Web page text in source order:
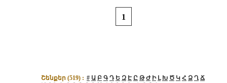
1
Շենքեր (519) : # Ա Բ Գ Դ Ե Զ Է Ը Թ Ժ Ի Լ Խ Ծ Կ Հ Ձ Ղ Ճ